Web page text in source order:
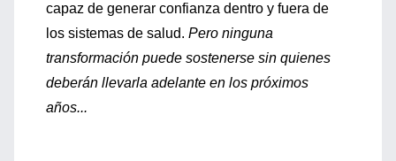
capaz de generar confianza dentro y fuera de
los sistemas de salud. Pero ninguna
transformación puede sostenerse sin quienes
deberán llevarla adelante en los próximos
años...